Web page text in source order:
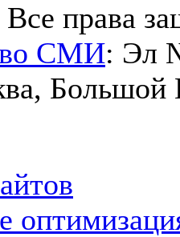
права
СМИ: Эл
Большой